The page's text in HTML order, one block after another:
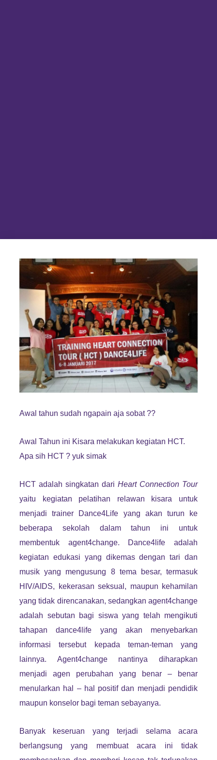
Awal tahun sudah ngapain aja sobat ??
Awal Tahun ini Kisara melakukan kegiatan HCT.
Apa sih HCT ? yuk simak
HCT adalah singkatan dari Heart Connection Tour
yaitu kegiatan pelatihan relawan kisara untuk
menjadi trainer Dance4Life yang akan turun ke
beberapa sekolah dalam tahun ini untuk
membentuk agent4change. Dance4life adalah
kegiatan edukasi yang dikemas dengan tari dan
musik yang mengusung 8 tema besar, termasuk
HIV/AIDS, kekerasan seksual, maupun kehamilan
yang tidak direncanakan, sedangkan agent4change
adalah sebutan bagi siswa yang telah mengikuti
tahapan dance4life yang akan menyebarkan
informasi tersebut kepada teman-teman yang
lainnya. Agent4change nantinya diharapkan
menjadi agen perubahan yang benar – benar
menularkan hal – hal positif dan menjadi pendidik
maupun konselor bagi teman sebayanya.
Banyak keseruan yang terjadi selama acara
berlangsung yang membuat acara ini tidak